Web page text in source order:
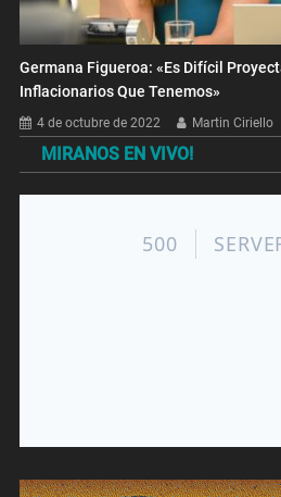
Germana Figueroa: «Es Difícil
Inflacionarios Que Tenemos»
4 de octubre de 2022 Martin Ciriello
MIRANOS EN VIVO!